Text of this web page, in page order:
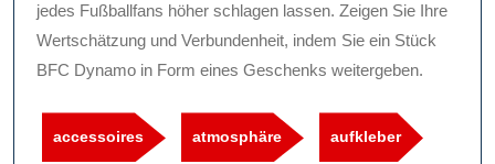
jedes Fußballfans höher schlagen lassen. Zeigen Sie Ihre
Wertschätzung und Verbundenheit, indem Sie ein Stück
BFC Dynamo in Form eines Geschenks weitergeben.
accessoires atmosphäre aufkleber